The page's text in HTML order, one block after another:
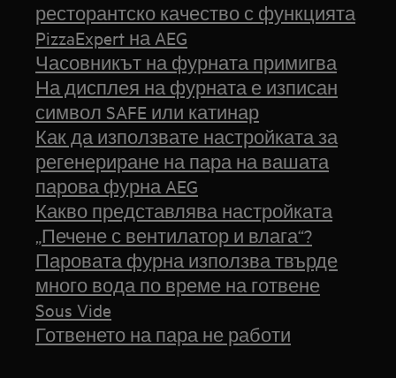
ресторантско качество с функцията
PizzaExpert на AEG
Часовникът на фурната примигва
На дисплея на фурната е изписан
символ SAFE или катинар
Как да използвате настройката за
регенериране на пара на вашата
парова фурна AEG
Какво представлява настройката
„Печене с вентилатор и влага“?
Паровата фурна използва твърде
много вода по време на готвене
Sous Vide
Готвенето на пара не работи